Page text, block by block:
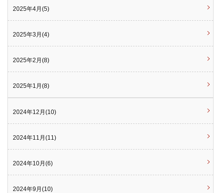
2025年4月(5)
2025年3月(4)
2025年2月(8)
2025年1月(8)
2024年12月(10)
2024年11月(11)
2024年10月(6)
2024年9月(10)